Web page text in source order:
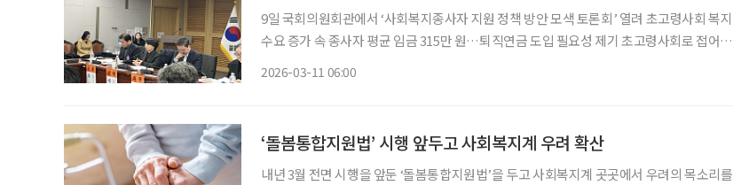
9일 국회의원회관에서 ‘사회복지종사자 지원 정책 방안 모색 토론회’ 열려 초고령사회 복지
수요 증가 속 종사자 평균 임금 315만 원…퇴직연금 도입 필요성 제기 초고령사회로 접어들
2026-03-11 06:00
‘돌봄통합지원법’ 시행 앞두고 사회복지계 우려 확산
내년 3월 전면 시행을 앞둔 ‘돌봄통합지원법’을 두고 사회복지계 곳곳에서 우려의 목소리를